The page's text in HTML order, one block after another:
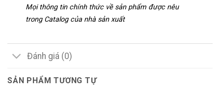
Mọi thông tin chính thức về sản phẩm được nêu
trong Catalog của nhà sản xuất
Đánh giá (0)
SẢN PHẨM TƯƠNG TỰ